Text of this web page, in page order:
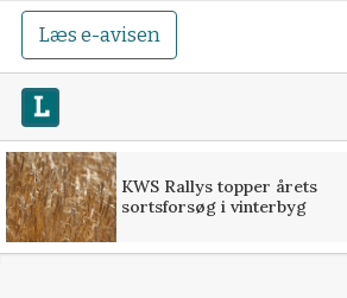
Læs e-avisen
KWS Rallys topper årets
sortsforsøg i vinterbyg